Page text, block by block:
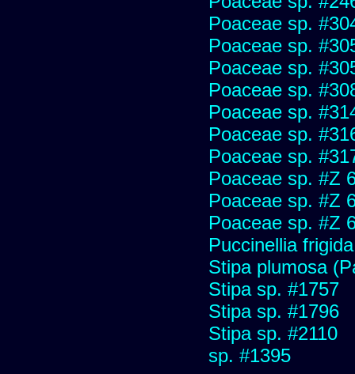
Poaceae sp.
Poaceae sp.
Poaceae sp.
Poaceae sp.
Poaceae sp.
Poaceae sp.
Poaceae sp.
Poaceae sp. #Z
Poaceae sp. #Z
Poaceae sp. #Z
Puccinellia frigida
Stipa plumosa
Stipa sp. #1757
Stipa sp. #1796
Stipa sp. #2110
sp. #1395